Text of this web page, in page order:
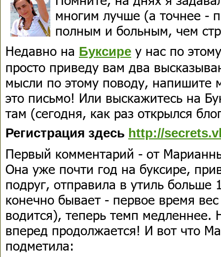
многим лучше (а точнее -
полным и больным, чем
Недавно на Буксире у нас по
просто приведу вам два
мысли по этому поводу, напишите
это письмо! Или выскажитесь на
там (сегодня, как раз открылся
Регистрация здесь http://
Первый комментарий - от
Она уже почти год на буксире,
подруг, отправила в утиль больше
конечно бывает - первое время
водится), теперь темп медленнее.
вперед продолжается! И вот что
подметила: